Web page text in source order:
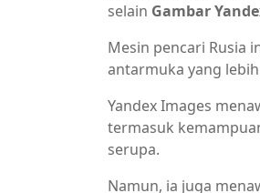
selain Gambar
Mesin pencari Rusia
antarmuka yang
Yandex Images
termasuk
serupa.
Namun, ia juga